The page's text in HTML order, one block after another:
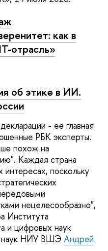
как в
отрасль»
об этике в ИИ.
- ее главная
РБК эксперты.
похож на
Каждая страна
интересах, поскольку
нецелесообразно",
Института
и цифровых наук
наук НИУ ВШЭ Андрей